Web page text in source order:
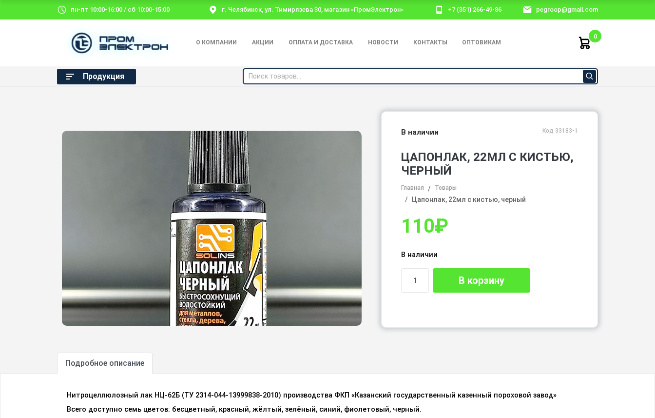
пн-пт 10:00-16:00 / сб 10:00-15:00 г. Челябинск, ул. Тимирязева 30, магазин «ПромЭлектрон» +7 (351) 266-49-86 pegroop@gmail.com
О КОМПАНИИ АКЦИИ ОПЛАТА И ДОСТАВКА НОВОСТИ КОНТАКТЫ ОПТОВИКАМ
0
Продукция
В наличии Код 33183-1
ЦАПОНЛАК, 22МЛ С КИСТЬЮ,
ЧЕРНЫЙ
Главная Товары
Цапонлак, 22мл с кистью, черный
110₽
В наличии
В корзину
Подробное описание
Нитроцеллюлозный лак НЦ-62Б (ТУ 2314-044-13999838-2010) производства ФКП «Казанский государственный казенный пороховой завод»
Всего доступно семь цветов: бесцветный, красный, жёлтый, зелёный, синий, фиолетовый, черный.